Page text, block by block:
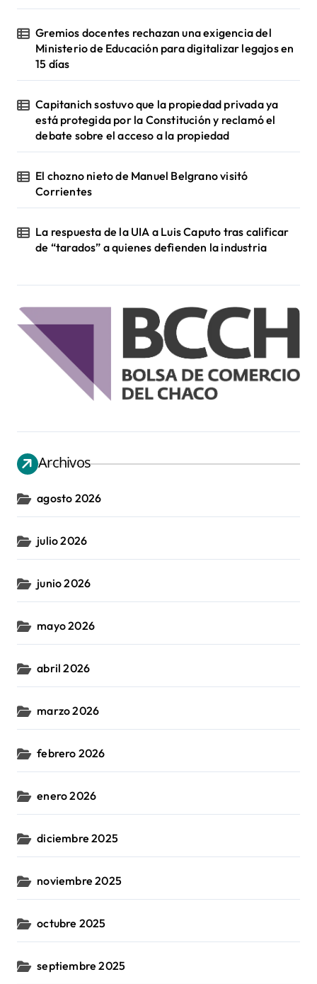
Gremios docentes rechazan una exigencia del
Ministerio de Educación para digitalizar legajos en
15 días
Capitanich sostuvo que la propiedad privada ya
está protegida por la Constitución y reclamó el
debate sobre el acceso a la propiedad
El chozno nieto de Manuel Belgrano visitó
Corrientes
La respuesta de la UIA a Luis Caputo tras calificar
de “tarados” a quienes defienden la industria
Archivos
agosto 2026
julio 2026
junio 2026
mayo 2026
abril 2026
marzo 2026
febrero 2026
enero 2026
diciembre 2025
noviembre 2025
octubre 2025
septiembre 2025